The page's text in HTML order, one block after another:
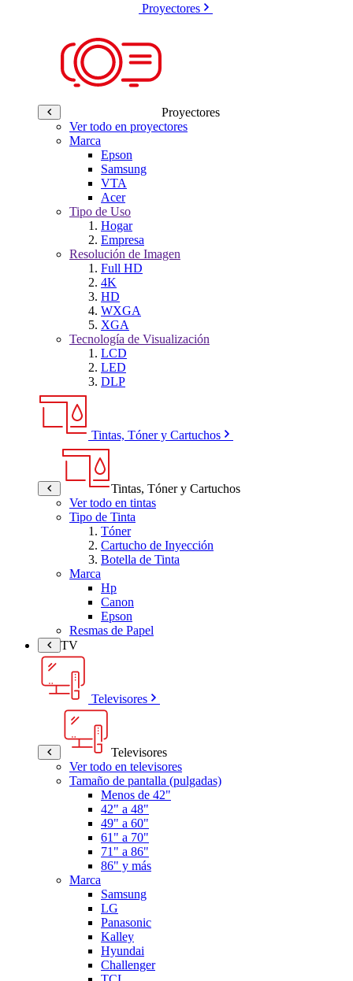
Proyectores
Proyectores
Ver todo en proyectores
Marca
Epson
Samsung
VTA
Acer
Tipo de Uso
Hogar
Empresa
Resolución de Imagen
Full HD
4K
HD
WXGA
XGA
Tecnología de Visualización
LCD
LED
DLP
Tintas, Tóner y Cartuchos
Tintas, Tóner y Cartuchos
Ver todo en tintas
Tipo de Tinta
Tóner
Cartucho de Inyección
Botella de Tinta
Marca
Hp
Canon
Epson
Resmas de Papel
TV
Televisores
Televisores
Ver todo en televisores
Tamaño de pantalla (pulgadas)
Menos de 42"
42" a 48"
49" a 60"
61" a 70"
71" a 86"
86" y más
Marca
Samsung
LG
Panasonic
Kalley
Hyundai
Challenger